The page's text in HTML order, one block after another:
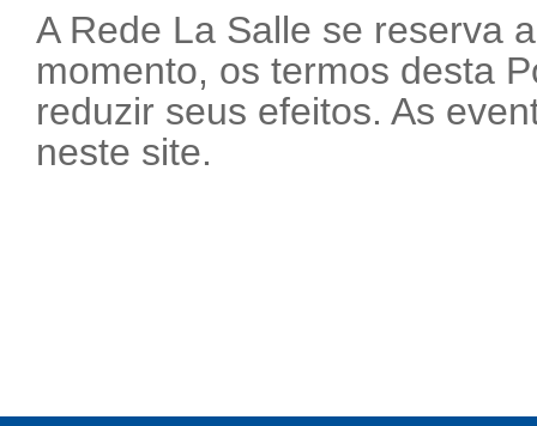
A Rede La Salle se reserva
momento, os termos desta
reduzir seus efeitos. As
neste site.